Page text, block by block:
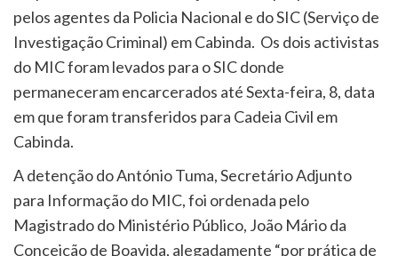
pelos agentes da Policia Nacional e do SIC (Serviço de
Investigação Criminal) em Cabinda. Os dois activistas
do MIC foram levados para o SIC donde
permaneceram encarcerados até Sexta-feira, 8, data
em que foram transferidos para Cadeia Civil em
Cabinda.
A detenção do António Tuma, Secretário Adjunto
para Informação do MIC, foi ordenada pelo
Magistrado do Ministério Público, João Mário da
Conceição de Boavida, alegadamente “por prática de